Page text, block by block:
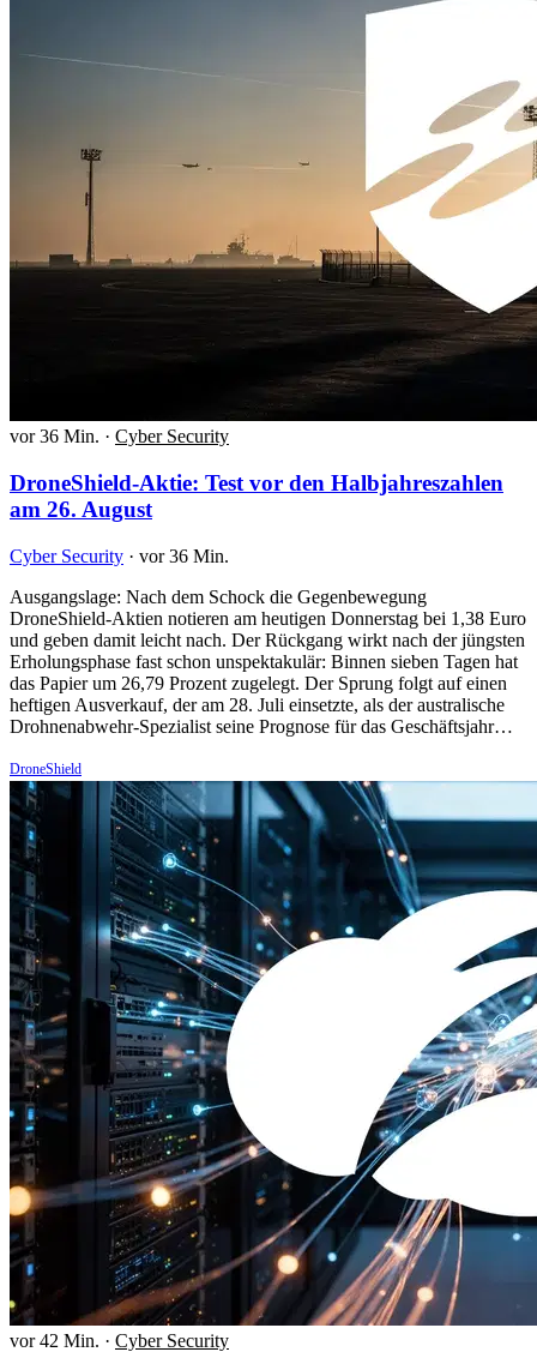
vor 36 Min. · Cyber Security
DroneShield-Aktie: Test vor den Halbjahreszahlen
am 26. August
Cyber Security · vor 36 Min.
Ausgangslage: Nach dem Schock die Gegenbewegung
DroneShield-Aktien notieren am heutigen Donnerstag bei 1,38 Euro
und geben damit leicht nach. Der Rückgang wirkt nach der jüngsten
Erholungsphase fast schon unspektakulär: Binnen sieben Tagen hat
das Papier um 26,79 Prozent zugelegt. Der Sprung folgt auf einen
heftigen Ausverkauf, der am 28. Juli einsetzte, als der australische
Drohnenabwehr-Spezialist seine Prognose für das Geschäftsjahr…
DroneShield
vor 42 Min. · Cyber Security